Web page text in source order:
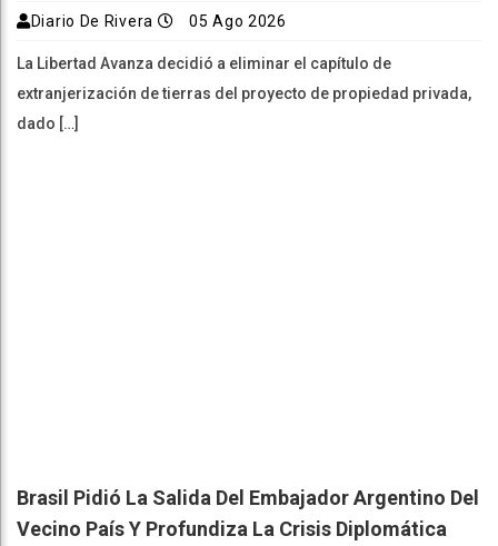
Diario De Rivera 05 Ago 2026
La Libertad Avanza decidió a eliminar el capítulo de
extranjerización de tierras del proyecto de propiedad privada,
dado […]
Brasil Pidió La Salida Del Embajador Argentino Del
Vecino País Y Profundiza La Crisis Diplomática